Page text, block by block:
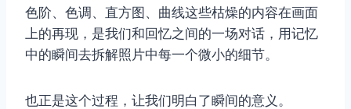
色阶、色调、直方图、曲线这些枯燥的内容在画面
上的再现，是我们和回忆之间的一场对话，用记忆
中的瞬间去拆解照片中每一个微小的细节。
也正是这个过程，让我们明白了瞬间的意义。